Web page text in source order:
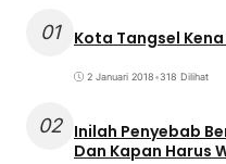
01 Kota Tangsel
2 Januari 2018•318 Dilihat
02 Inilah Penyebab
Dan Kapan Harus